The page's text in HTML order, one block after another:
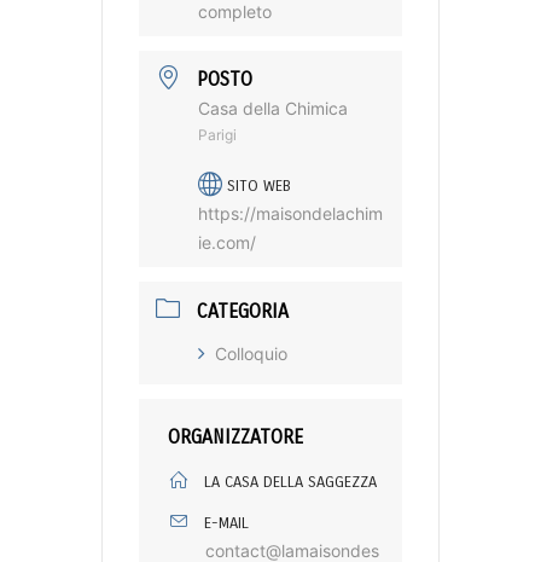
completo
POSTO
Casa della Chimica
Parigi
SITO WEB
https://maisondelachim
ie.com/
CATEGORIA
Colloquio
ORGANIZZATORE
LA CASA DELLA SAGGEZZA
E-MAIL
contact@lamaisondes